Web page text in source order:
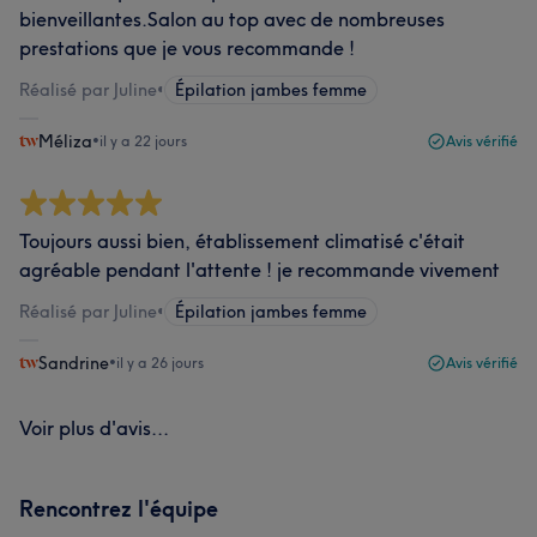
bienveillantes.Salon au top avec de nombreuses
prestations que je vous recommande !
Réalisé par Juline• Épilation jambes femme
Méliza•il y a 22 jours Avis vérifié
Toujours aussi bien, établissement climatisé c'était
agréable pendant l'attente ! je recommande vivement
Réalisé par Juline• Épilation jambes femme
Sandrine•il y a 26 jours Avis vérifié
Voir plus d'avis...
Rencontrez l'équipe